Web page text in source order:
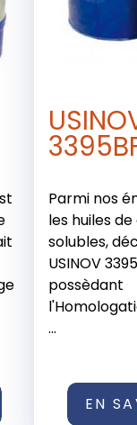
Parmi nos
les huiles
solubles,
USINOV
possèdant
...
EN